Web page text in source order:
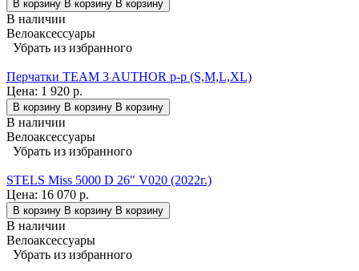
В корзину В корзину В корзину
В наличии
Велоаксессуары
Убрать из избранного
Перчатки TEAM 3 AUTHOR p-p (S,M,L,XL)
Цена: 1 920 р.
В корзину В корзину В корзину
В наличии
Велоаксессуары
Убрать из избранного
STELS Miss 5000 D 26" V020 (2022г.)
Цена: 16 070 р.
В корзину В корзину В корзину
В наличии
Велоаксессуары
Убрать из избранного